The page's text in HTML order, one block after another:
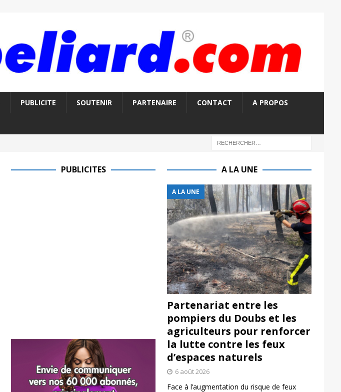
PUBLICITE SOUTENIR PARTENAIRE CONTACT A PROPOS
PUBLICITES A LA UNE
A LA UNE
Partenariat entre les
pompiers du Doubs et les
agriculteurs pour renforcer
la lutte contre les feux
d’espaces naturels
6 août 2026
Face à l’augmentation du risque de feux